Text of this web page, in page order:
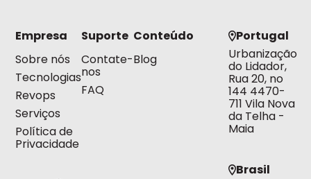
Empresa
Sobre nós
Tecnologias
Revops
Serviços
Política de
Privacidade
Suporte
Contate-
nos
FAQ
Conteúdo
Blog
Portugal
Urbanização
do Lidador,
Rua 20, no
144 4470-
711 Vila Nova
da Telha -
Maia
Brasil